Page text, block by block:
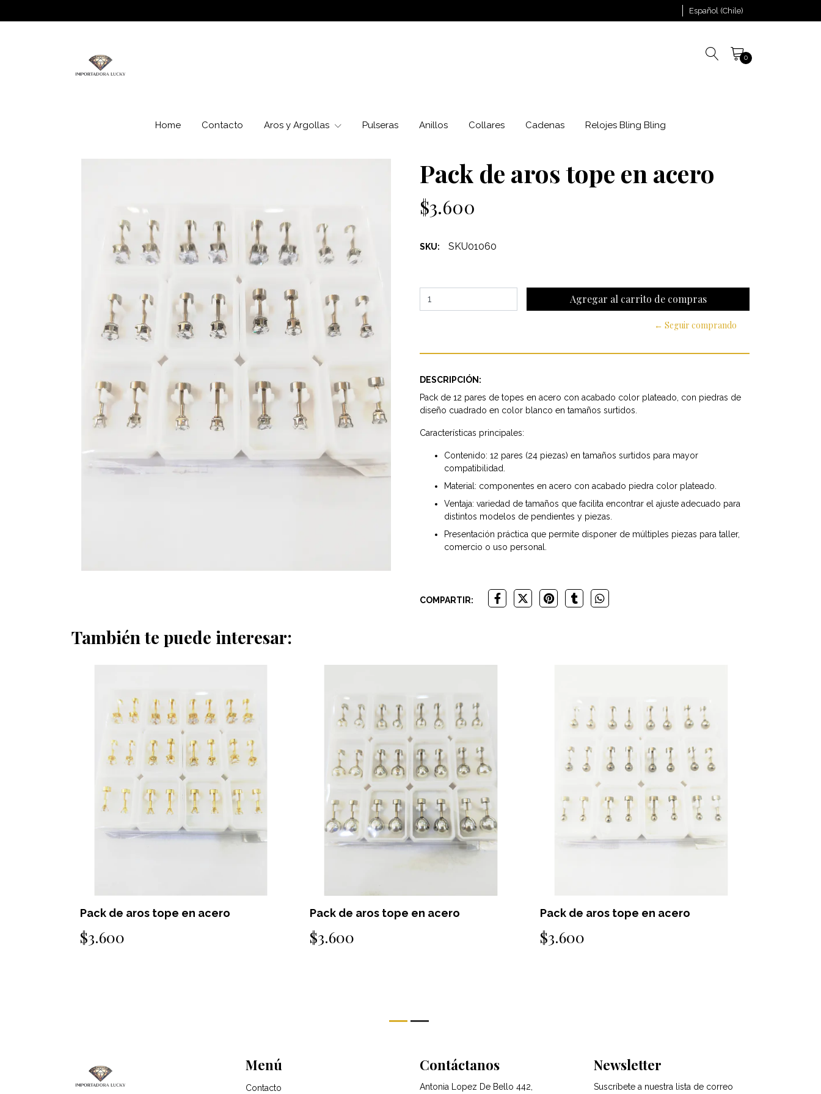
Español (Chile)
0
Home Contacto Aros y Argollas Pulseras Anillos Collares Cadenas Relojes Bling Bling
Pack de aros tope en acero
$3.600
SKU: SKU01060
← Seguir comprando
DESCRIPCIÓN:
Pack de 12 pares de topes en acero con acabado color plateado, con piedras de
diseño cuadrado en color blanco en tamaños surtidos.
Características principales:
Contenido: 12 pares (24 piezas) en tamaños surtidos para mayor
compatibilidad.
Material: componentes en acero con acabado piedra color plateado.
Ventaja: variedad de tamaños que facilita encontrar el ajuste adecuado para
distintos modelos de pendientes y piezas.
Presentación práctica que permite disponer de múltiples piezas para taller,
comercio o uso personal.
COMPARTIR:
También te puede interesar:
Pack de aros tope en acero
$3.600
Pack de aros tope en acero
$3.600
Pack de aros tope en acero
$3.600
Menú
Contacto
Contáctanos
Antonia Lopez De Bello 442,
Newsletter
Suscríbete a nuestra lista de correo